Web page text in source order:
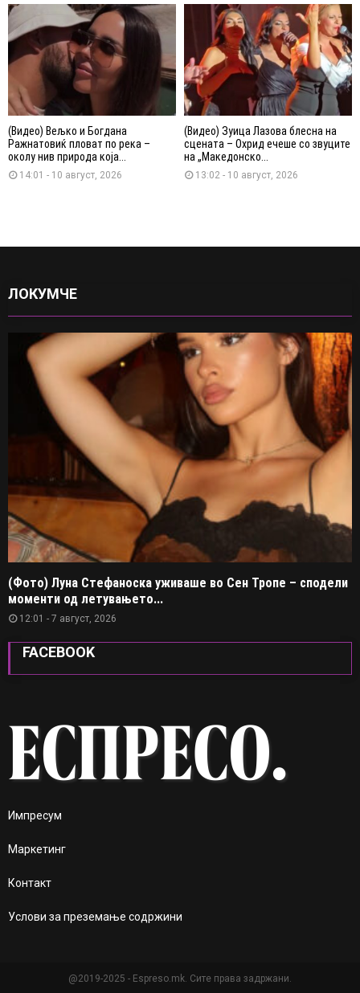
(Видео) Вељко и Богдана
Ражнатовиќ пловат по река –
околу нив природа која...
14:01 - 10 август, 2026
(Видео) Зуица Лазова блесна на
сцената – Охрид ечеше со звуците
на „Македонско...
13:02 - 10 август, 2026
ЛОКУМЧЕ
(Фото) Луна Стефаноска уживаше во Сен Тропе – сподели
моменти од летувањето...
12:01 - 7 август, 2026
FACEBOOK
Импресум
Маркетинг
Контакт
Услови за преземање содржини
@2019-2025 - Espreso.mk. Сите права задржани.